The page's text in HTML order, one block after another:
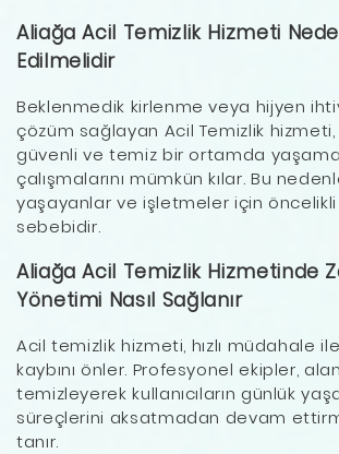
Aliağa Acil Temizlik Hizmeti
Edilmelidir
Beklenmedik kirlenme veya hijyen
çözüm sağlayan Acil Temizlik hizmeti,
güvenli ve temiz bir ortamda
çalışmalarını mümkün kılar. Bu
yaşayanlar ve işletmeler için
sebebidir.
Aliağa Acil Temizlik Hizmetinde
Yönetimi Nasıl Sağlanır
Acil temizlik hizmeti, hızlı müdahale
kaybını önler. Profesyonel ekipler,
temizleyerek kullanıcıların günlük
süreçlerini aksatmadan devam
tanır.